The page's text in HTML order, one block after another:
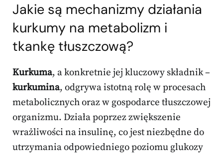
Jakie są mechanizmy działania
kurkumy na metabolizm i
tkankę tłuszczową?
Kurkuma, a konkretnie jej kluczowy składnik –
kurkumina, odgrywa istotną rolę w procesach
metabolicznych oraz w gospodarce tłuszczowej
organizmu. Działa poprzez zwiększenie
wrażliwości na insulinę, co jest niezbędne do
utrzymania odpowiedniego poziomu glukozy